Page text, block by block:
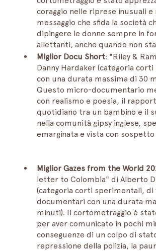
coraggio nelle riprese inusuali e
messaggio che sfida la società
dipingere le donne sempre in
allettanti, anche quando non
Miglior Docu Short: "Riley &
Danny Hardaker (categoria corti
con una durata massima di 30
Questo micro-documentario
con realismo e poesia, il
quotidiano tra un bambino e il
nella comunità gipsy inglese,
emarginata e vista con sospetto
Miglior Gazes from the World
letter to Colombia" di Alberto
(categoria corti sperimentali, di
documentari con una durata
minuti). Il cortometraggio è
per aver comunicato in pochi
conseguenze di un colpo di
repressione della polizia, la